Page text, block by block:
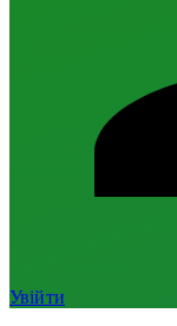
Увійти